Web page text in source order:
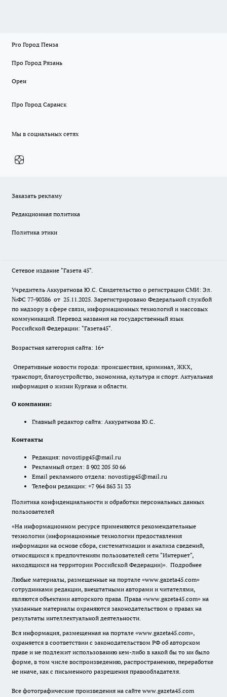
Pro Город Пенза
Про Город Рязань
Орен
Про Город Саранск
Мы в социальных сетях
Заказать рекламу
Редакционная политика
Политика этики
Сетевое издание "Газета 45".
Учредитель Аккуратнова Ю.С. Свидетельство о регистрации СМИ: Эл.
№ФС 77-90386 от 25.11.2025. Зарегистрировано Федеральной службой
по надзору в сфере связи, информационных технологий и массовых
коммуникаций. Перевод названия на государственный язык
Российской Федерации: "Газета45".
Возрастная категория сайта: 16+
Оперативные новости города: происшествия, криминал, ЖКХ,
транспорт, благоустройство, экономика, культура и спорт. Актуальная
информация о жизни Кургана и области.
О компании:
Главный редактор сайта: Аккуратнова Ю.С.
Контакты
Редакция: novostipg45@mail.ru
Рекламный отдел: 8 902 205 50 66
Email рекламного отдела: novostipg45@mail.ru
Телефон редакции: +7 964 863 31 33
Политика конфиденциальности и обработки персональных данных
пользователей
«На информационном ресурсе применяются рекомендательные
технологии (информационные технологии предоставления
информации на основе сбора, систематизации и анализа сведений,
относящихся к предпочтениям пользователей сети "Интернет",
находящихся на территории Российской Федерации)». Подробнее
Любые материалы, размещенные на портале «www.gazeta45.com»
сотрудниками редакции, внештатными авторами и читателями,
являются объектами авторского права. Права «www.gazeta45.com» на
указанные материалы охраняются законодательством о правах на
результаты интеллектуальной деятельности.
Вся информация, размещенная на портале «www.gazeta45.com»,
охраняется в соответствии с законодательством РФ об авторском
праве и не подлежит использованию кем-либо в какой бы то ни было
форме, в том числе воспроизведению, распространению, переработке
не иначе, как с письменного разрешения правообладателя.
Все фотографические произведения на сайте www.gazeta45.com